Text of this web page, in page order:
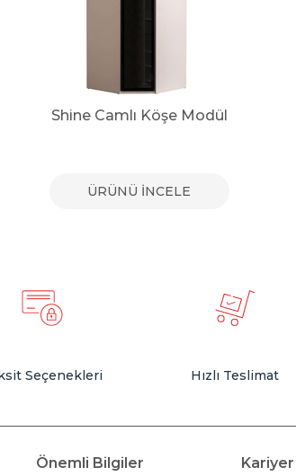
Shine Camlı Köşe Modül
ÜRÜNÜ İNCELE
Seçenekleri Hızlı Teslimat
Önemli Bilgiler Kariyer